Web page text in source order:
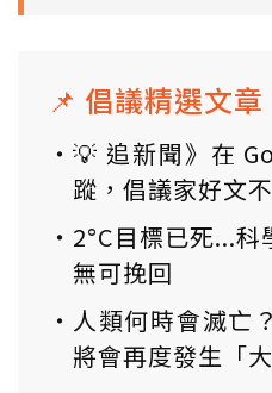
📌 倡議精選文章
💡 追新聞》在
蹤，倡議家好文
2°C目標已死...
無可挽回
人類何時會滅亡
將會再度發生「大